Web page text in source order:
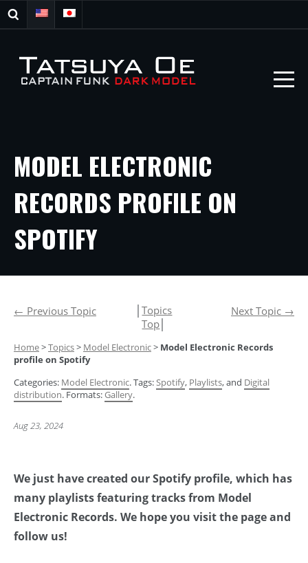
MODEL ELECTRONIC
RECORDS PROFILE ON
SPOTIFY
← Previous Topic │Topics
Top
Next Topic →
Home>Topics> Model Electronic> Model Electronic Records
profile on Spotify
Categories: Model Electronic. Tags:Spotify, Playlists, and Digital
distribution. Formats:Gallery.
Aug 23, 2024
We just have created our Spotify profile, which has
many playlists featuring tracks from Model
Electronic Records. We hope you visit the page and
follow us!